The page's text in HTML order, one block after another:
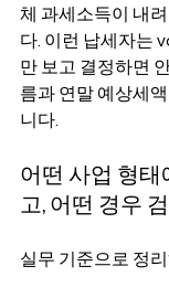
체 과세소득이 내
다. 이런 납세자는
만 보고 결정하면
름과 연말 예상세
니다.
어떤 사업 형
고, 어떤 경우
실무 기준으로 정